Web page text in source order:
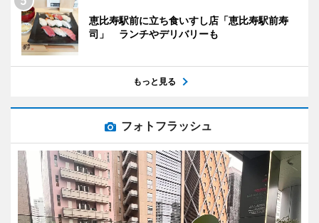
恵比寿駅前に立ち食いすし店「恵比寿駅前寿
司」 ランチやデリバリーも
もっと見る
フォトフラッシュ